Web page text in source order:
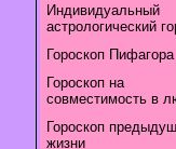
Индивидуальный
астрологический
Гороскоп Пифагора
Гороскоп на
совместимость в
Гороскоп
жизни